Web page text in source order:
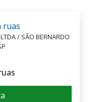
/ SÃO BERNARDO